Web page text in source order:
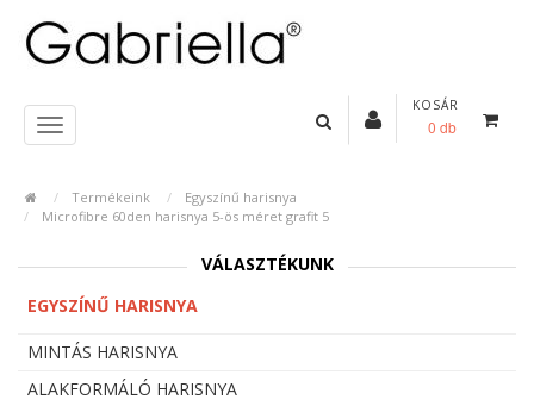
KOSÁR
0 db
Termékeink
Egyszínű harisnya
Microfibre 60den harisnya 5-ös méret grafit 5
VÁLASZTÉKUNK
EGYSZÍNŰ HARISNYA
MINTÁS HARISNYA
ALAKFORMÁLÓ HARISNYA